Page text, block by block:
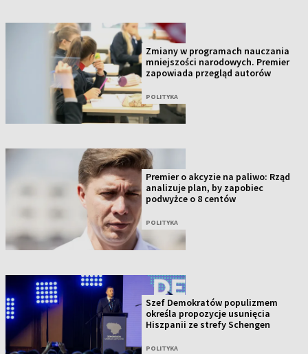
Zmiany w programach nauczania
mniejszości narodowych. Premier
zapowiada przegląd autorów
POLITYKA
Premier o akcyzie na paliwo: Rząd
analizuje plan, by zapobiec
podwyżce o 8 centów
POLITYKA
Szef Demokratów populizmem
określa propozycje usunięcia
Hiszpanii ze strefy Schengen
POLITYKA